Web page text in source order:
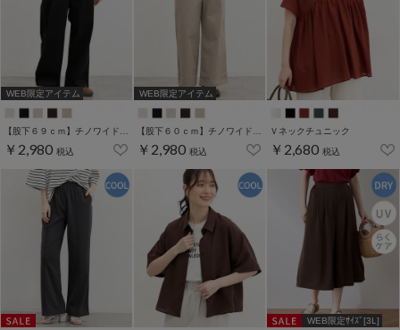
WEB限定アイテム
￥2,980 税込
WEB限定アイテム
￥2,980 税込
Ｖネックチュニック
￥2,680 税込
WEB限定ｻｲｽﾞ[3L]